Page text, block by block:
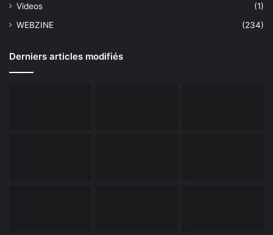
Videos
(1)
WEBZINE
(234)
Derniers articles modifiés